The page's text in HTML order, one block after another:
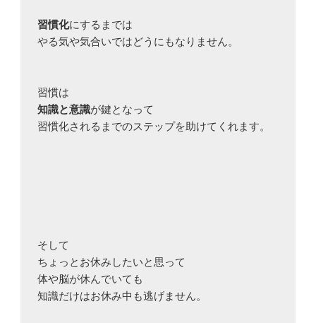
習慣化にするまでは
やる気や気合いではどうにもなりません。
知識と意識が鍵となって
習慣化されるまでのステップを助けてくれます。
そして
ちょっとお休みしたいと思って
体や脳が休んでいても
知識だけはお休み中も逃げません。